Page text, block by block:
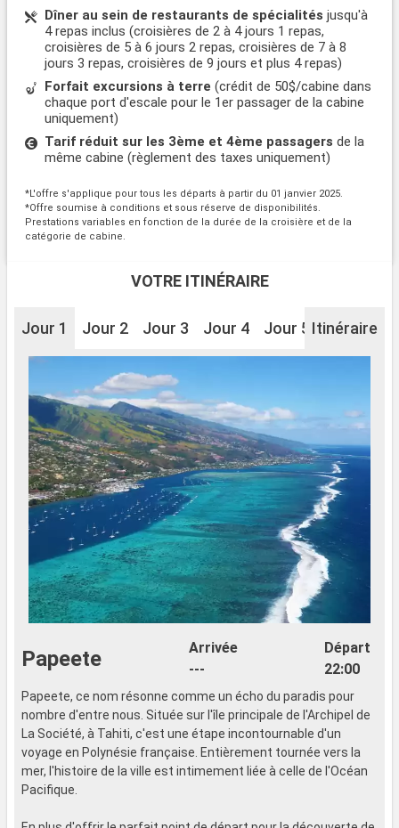
Dîner au sein de restaurants de spécialités jusqu'à
4 repas inclus (croisières de 2 à 4 jours 1 repas,
croisières de 5 à 6 jours 2 repas, croisières de 7 à 8
jours 3 repas, croisières de 9 jours et plus 4 repas)
Forfait excursions à terre (crédit de 50$/cabine dans
chaque port d'escale pour le 1er passager de la cabine
uniquement)
Tarif réduit sur les 3ème et 4ème passagers de la
même cabine (règlement des taxes uniquement)
*L'offre s'applique pour tous les départs à partir du 01 janvier 2025.
*Offre soumise à conditions et sous réserve de disponibilités.
Prestations variables en fonction de la durée de la croisière et de la
catégorie de cabine.
VOTRE ITINÉRAIRE
Jour 1 Jour 2 Jour 3 Jour 4 Jour 5 Jour 6
Itinéraire
Papeete
Arrivée
---
Départ
22:00
Papeete, ce nom résonne comme un écho du paradis pour
nombre d'entre nous. Située sur l'île principale de l'Archipel de
La Société, à Tahiti, c'est une étape incontournable d'un
voyage en Polynésie française. Entièrement tournée vers la
mer, l'histoire de la ville est intimement liée à celle de l'Océan
Pacifique.